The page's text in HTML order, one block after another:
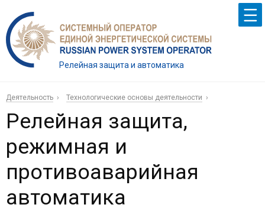
Релейная защита и автоматика
Деятельность Технологические основы деятельности
Релейная защита,
режимная и
противоаварийная
автоматика